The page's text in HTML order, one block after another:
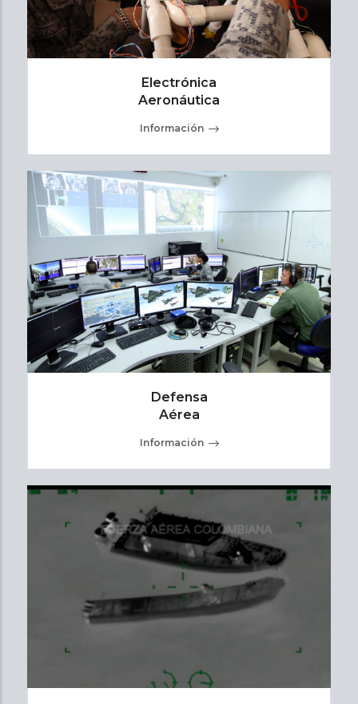
Electrónica
Aeronáutica
Información
Defensa
Aérea
Información